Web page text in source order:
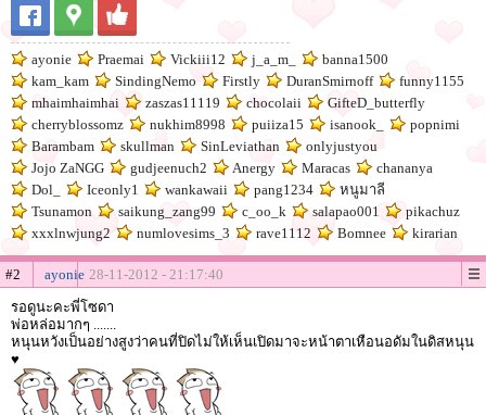
ayonie Praemai Vickiii12 j_a_m_
banna1500
kam_kam
SindingNemo Firstly DuranSmirnoff
funny1155
mhaimhaimhai
zaszas11119 chocolaii
GifteD_butterfly
cherryblossomz
nukhim8998 puiiza15 isanook_
popnimi
Barambam
skullman SinLeviathan
onlyjustyou
Jojo ZaNGG
gudjeenuch2 Anergy Maracas
chananya
Dol_
Iceonly1 wankawaii pang1234
หนูมาลี
Tsunamon
saikung_zang99 c_oo_k salapao001
pikachuz
xxxlnwjung2
numlovesims_3 rave1112 Bomnee kirarian
#2 ayonie 28-11-2012 - 21:17:40
รอดูนะคะพี่โซดา
พ่อหล่อมากๆ .......
หนุนหวังเป็นอย่างสูงว่าคนที่ปิดไม่ให้เห็นเปิดมาจะหน้าตาเหือนอดัมในดิสหนุน
♥